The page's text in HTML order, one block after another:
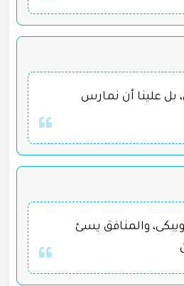
بل علينا أن نمارس
والمنافق يسئ